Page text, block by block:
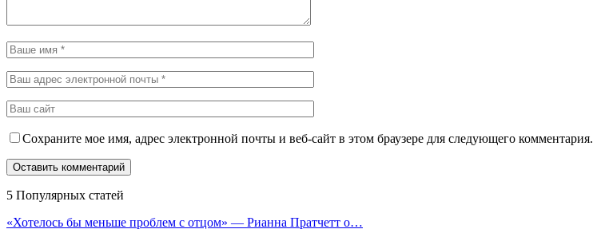
Сохраните мое имя, адрес электронной почты и веб-сайт в этом браузере для следующего комментария.
5 Популярных статей
«Хотелось бы меньше проблем с отцом» — Рианна Пратчетт о…